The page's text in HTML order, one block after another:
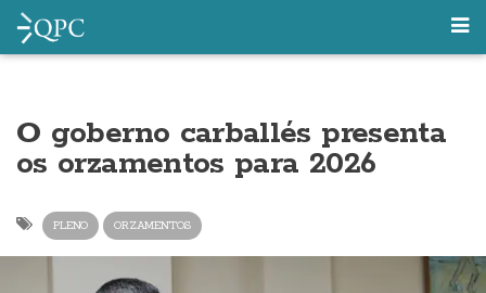
O goberno carballés presenta
os orzamentos para 2026
PLENO ORZAMENTOS